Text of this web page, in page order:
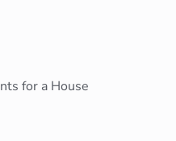
for a House